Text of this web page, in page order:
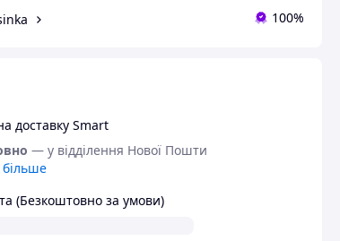
100%
доставку Smart
— у відділення Нової Пошти
більше
(Безкоштовно за умови)